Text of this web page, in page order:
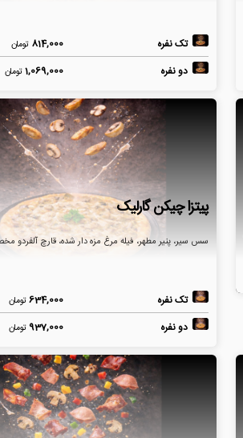
تک نفره 814,000 تومان
دو نفره 1,069,000تومان
پیتزا چیکن گارلیک
سس سیر، پنیر مطهر، فیله مرغ مزه دار شده، قارچ آلفردو
تک نفره 634,000تومان
دو نفره 937,000تومان